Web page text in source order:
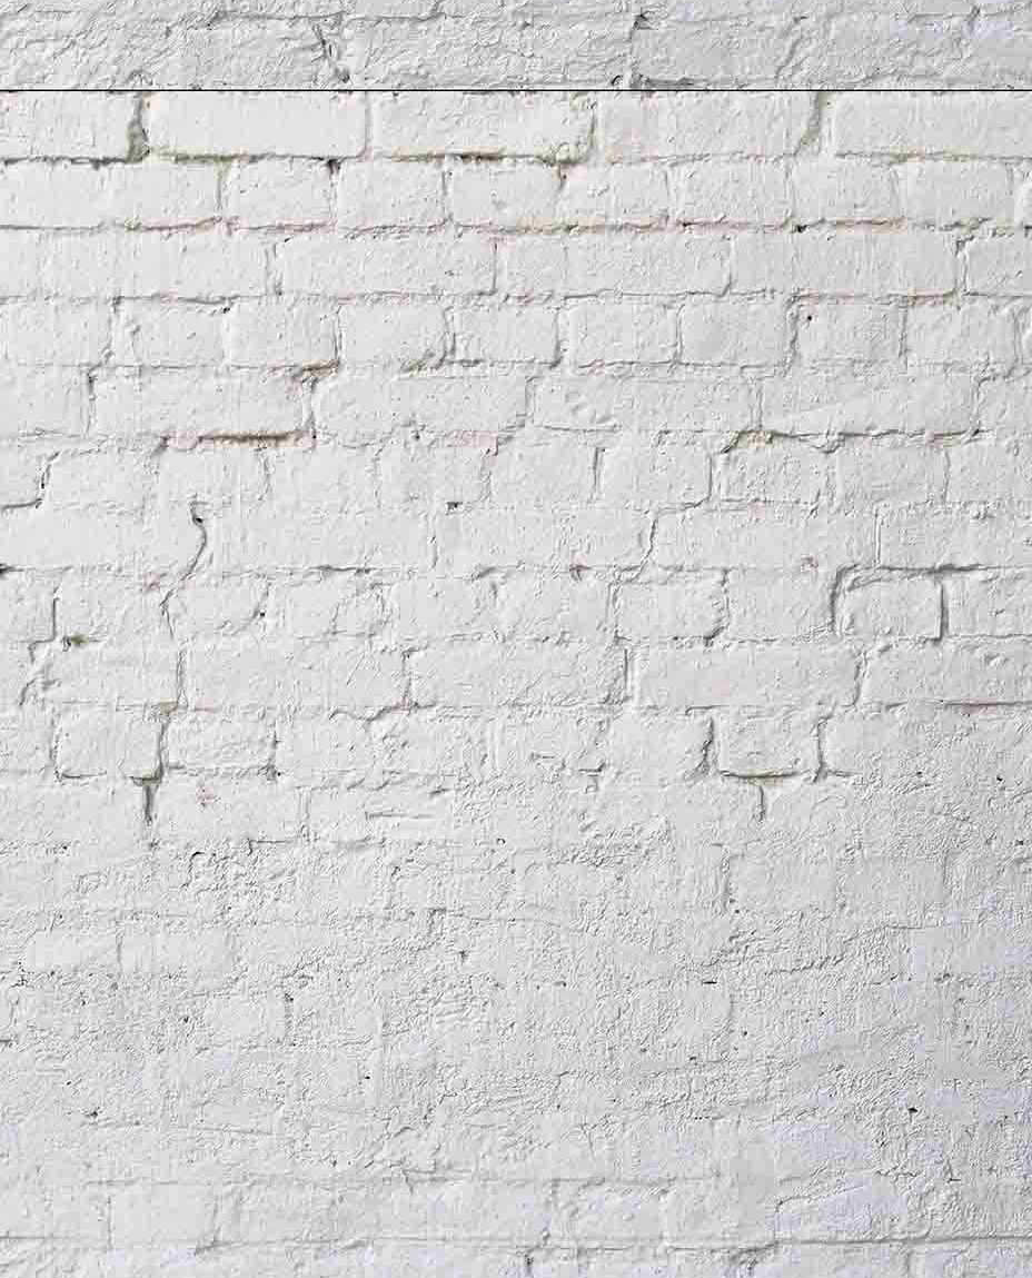
Dailuiane1890
Dailuiane18902